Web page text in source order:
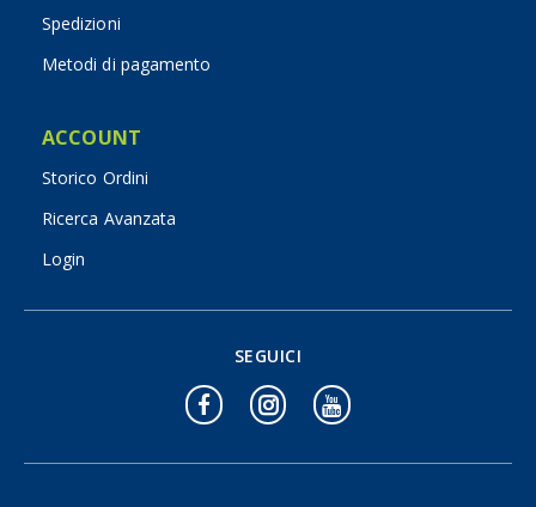
Spedizioni
Metodi di pagamento
ACCOUNT
Storico Ordini
Ricerca Avanzata
Login
SEGUICI